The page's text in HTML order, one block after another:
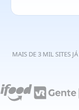
MAIS DE 3 MIL SITES JÁ